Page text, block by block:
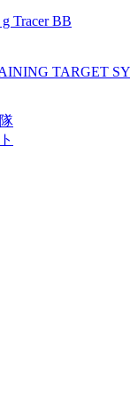
Tracer BB
TARGET